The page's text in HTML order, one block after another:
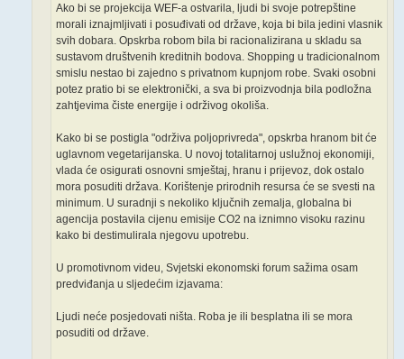
Ako bi se projekcija WEF-a ostvarila, ljudi bi svoje potrepštine
morali iznajmljivati i posuđivati od države, koja bi bila jedini vlasnik
svih dobara. Opskrba robom bila bi racionalizirana u skladu sa
sustavom društvenih kreditnih bodova. Shopping u tradicionalnom
smislu nestao bi zajedno s privatnom kupnjom robe. Svaki osobni
potez pratio bi se elektronički, a sva bi proizvodnja bila podložna
zahtjevima čiste energije i održivog okoliša.
Kako bi se postigla "održiva poljoprivreda", opskrba hranom bit će
uglavnom vegetarijanska. U novoj totalitarnoj uslužnoj ekonomiji,
vlada će osigurati osnovni smještaj, hranu i prijevoz, dok ostalo
mora posuditi država. Korištenje prirodnih resursa će se svesti na
minimum. U suradnji s nekoliko ključnih zemalja, globalna bi
agencija postavila cijenu emisije CO2 na iznimno visoku razinu
kako bi destimulirala njegovu upotrebu.
U promotivnom videu, Svjetski ekonomski forum sažima osam
predviđanja u sljedećim izjavama:
Ljudi neće posjedovati ništa. Roba je ili besplatna ili se mora
posuditi od države.